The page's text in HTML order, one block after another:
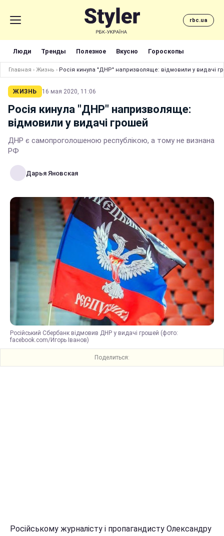
rbc.ua
Люди Тренды Полезное Вкусно Гороскопы
Главная › Жизнь › Росія кинула "ДНР" напризволяще: відмовили у видачі
ЖИЗНЬ 16 мая 2020, 11:06
Росія кинула "ДНР" напризволяще:
відмовили у видачі грошей
ДНР є самопроголошеною республікою, а тому не визнана
РФ
Дарья Яновская
Російський Сбербанк відмовив ДНР у видачі грошей (фото:
facebook.com/Игорь Іванов)
Поделиться:
Російському журналісту і пропагандисту Олександру